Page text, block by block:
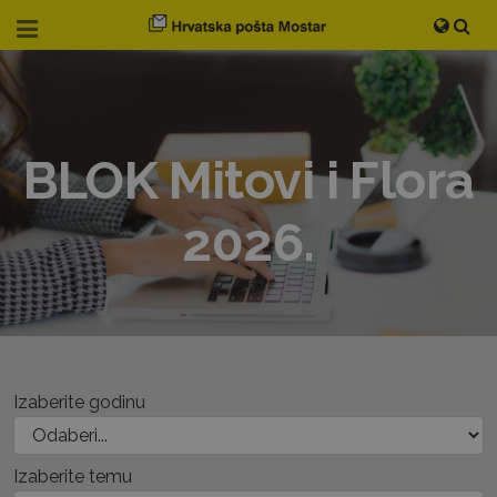
BLOK Mitovi i Flora
2026.
Izaberite godinu
Izaberite temu